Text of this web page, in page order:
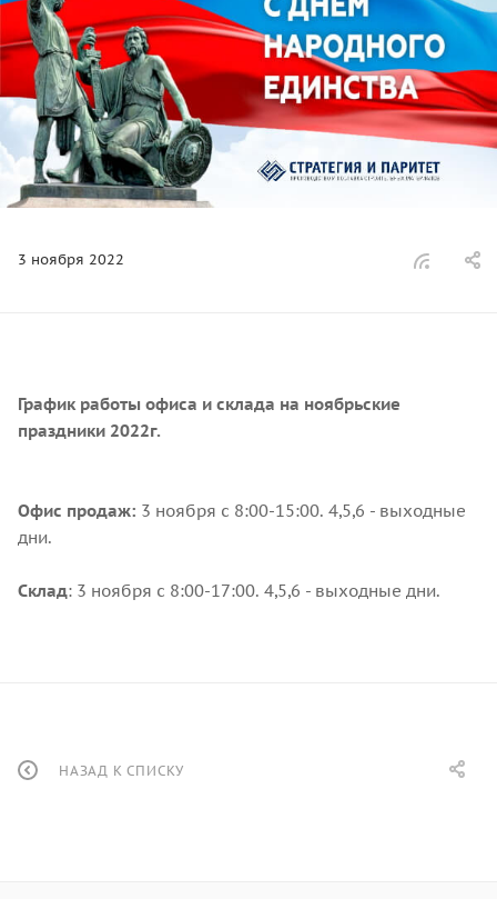
3 ноября 2022
График работы офиса и склада на ноябрьские
праздники 2022г.
Офис продаж: 3 ноября с 8:00-15:00. 4,5,6 - выходные
дни.
Склад: 3 ноября с 8:00-17:00. 4,5,6 - выходные дни.
НАЗАД К СПИСКУ